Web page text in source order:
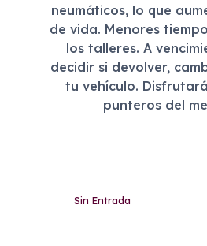
neumáticos, lo que
de vida. Menores
los talleres. A
decidir si devolver,
tu vehículo.
punteros del
Sin Entrada